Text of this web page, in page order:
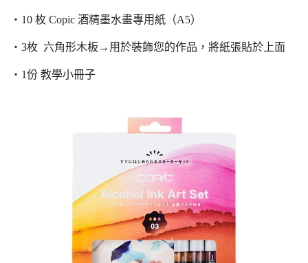
・10 枚 Copic 酒精墨水畫專用紙（A5）
・3枚 六角形木板→用於裝飾您的作品，將紙張貼於上面
・1份 教學小冊子